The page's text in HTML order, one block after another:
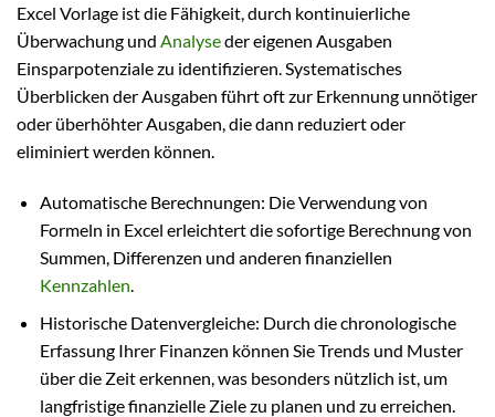
Excel Vorlage ist die Fähigkeit, durch kontinuierliche
Überwachung und Analyseder eigenen Ausgaben
Einsparpotenziale zu identifizieren. Systematisches
Überblicken der Ausgaben führt oft zur Erkennung unnötiger
oder überhöhter Ausgaben, die dann reduziert oder
eliminiert werden können.
Automatische Berechnungen: Die Verwendung von
Formeln in Excel erleichtert die sofortige Berechnung von
Summen, Differenzen und anderen finanziellen
Kennzahlen
Historische Datenvergleiche: Durch die chronologische
Erfassung Ihrer Finanzen können Sie Trends und Muster
über die Zeit erkennen, was besonders nützlich ist, um
langfristige finanzielle Ziele zu planen und zu erreichen.